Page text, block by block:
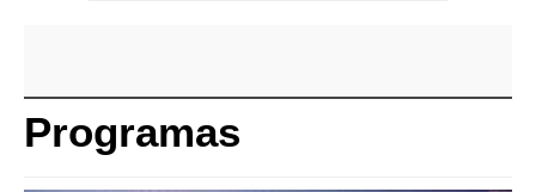
Programas